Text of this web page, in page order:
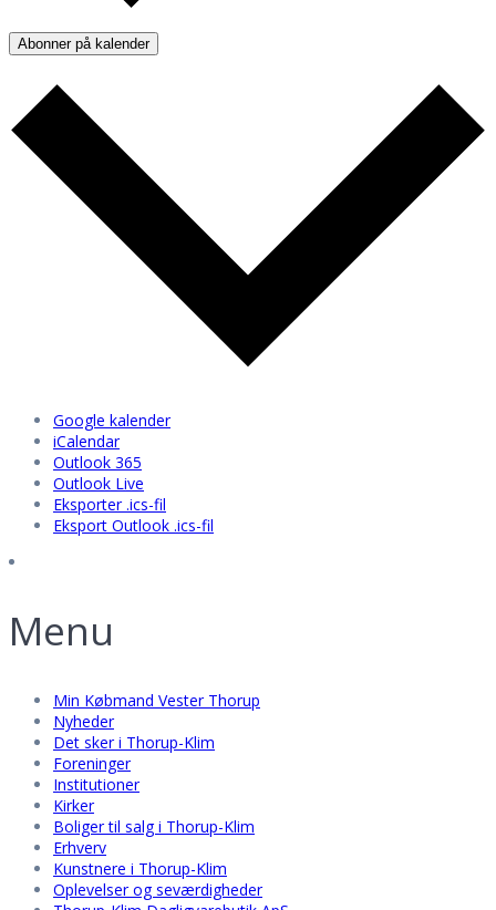
Abonner på kalender
Google kalender
iCalendar
Outlook 365
Outlook Live
Eksporter .ics-fil
Eksport Outlook .ics-fil
Menu
Min Købmand Vester Thorup
Nyheder
Det sker i Thorup-Klim
Foreninger
Institutioner
Kirker
Boliger til salg i Thorup-Klim
Erhverv
Kunstnere i Thorup-Klim
Oplevelser og seværdigheder